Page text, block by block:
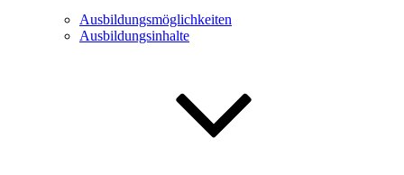
Ausbildungsmöglichkeiten
Ausbildungsinhalte